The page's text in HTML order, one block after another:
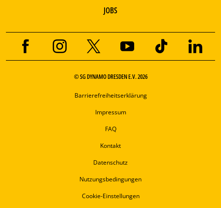
JOBS
© SG DYNAMO DRESDEN E.V. 2026
Barrierefreiheitserklärung
Impressum
FAQ
Kontakt
Datenschutz
Nutzungsbedingungen
Cookie-Einstellungen